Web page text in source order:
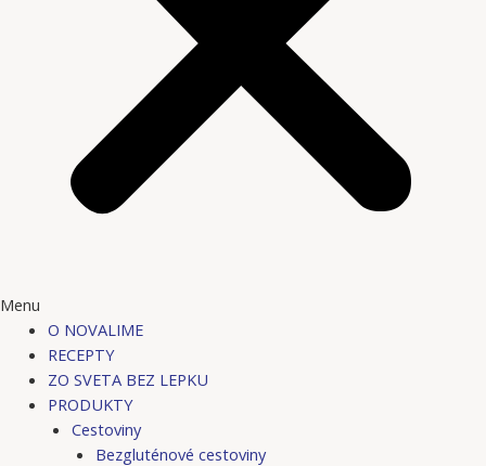
Menu
O NOVALIME
RECEPTY
ZO SVETA BEZ LEPKU
PRODUKTY
Cestoviny
Bezgluténové cestoviny